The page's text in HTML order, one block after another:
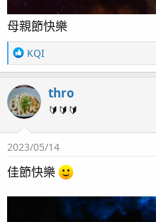
母親節快樂
R
e
c
t
i
o
n
：
KQI
thro
🔰🔰🔰
2023/05/14
佳節快樂